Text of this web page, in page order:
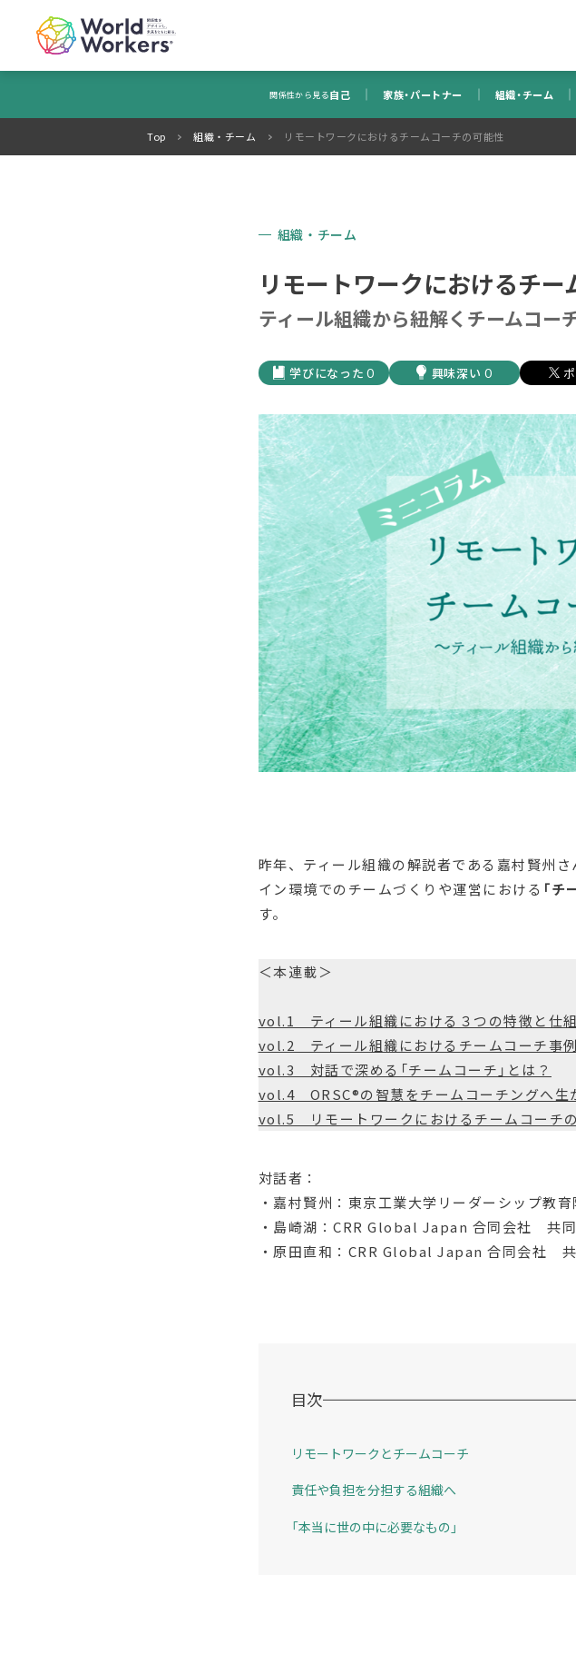
関係性から見る自己 家族・パートナー 組織・チーム
Top 組織・チーム リモートワークにおけるチームコーチの可能性
組織・チーム
リモートワークにおけるチ
ティール組織から紐解くチームコー
0 0
昨年、ティール組織の解説者である嘉村賢州
イン環境でのチームづくりや運営における 「チ
す。
＜本連載＞
vol.1 ティール組織における３つの特徴と仕
vol.2 ティール組織におけるチームコーチ事
vol.3 対話で深める「チームコーチ」とは？
vol.4 ORSC®の智慧をチームコーチングへ生
vol.5 リモートワークにおけるチームコーチ
対話者：
・嘉村賢州：東京工業大学リーダーシップ教育
・島崎湖：CRR Global Japan 合同会社 共
・原田直和：CRR Global Japan 合同会社 共
目次
リモートワークとチームコーチ
責任や負担を分担する組織へ
「本当に世の中に必要なもの」